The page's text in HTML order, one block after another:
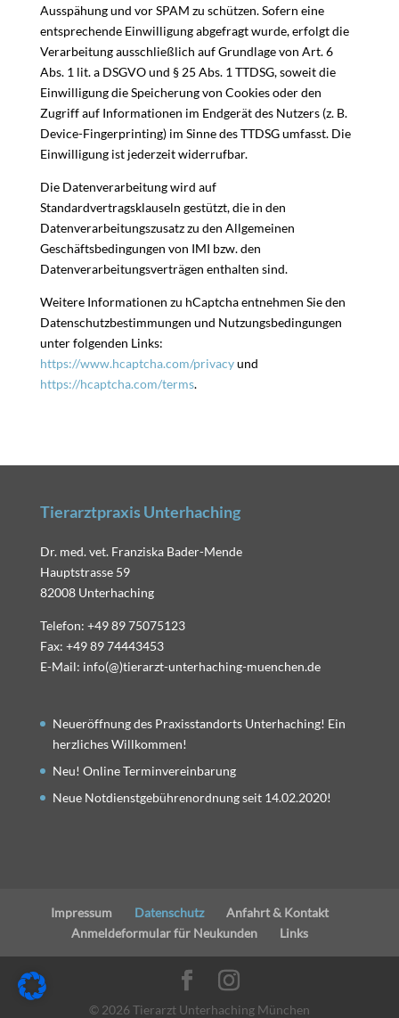
Ausspähung und vor SPAM zu schützen. Sofern eine
entsprechende Einwilligung abgefragt wurde, erfolgt die
Verarbeitung ausschließlich auf Grundlage von Art. 6
Abs. 1 lit. a DSGVO und § 25 Abs. 1 TTDSG, soweit die
Einwilligung die Speicherung von Cookies oder den
Zugriff auf Informationen im Endgerät des Nutzers (z. B.
Device-Fingerprinting) im Sinne des TTDSG umfasst. Die
Einwilligung ist jederzeit widerrufbar.
Die Datenverarbeitung wird auf
Standardvertragsklauseln gestützt, die in den
Datenverarbeitungszusatz zu den Allgemeinen
Geschäftsbedingungen von IMI bzw. den
Datenverarbeitungsverträgen enthalten sind.
Weitere Informationen zu hCaptcha entnehmen Sie den
Datenschutzbestimmungen und Nutzungsbedingungen
unter folgenden Links:
https://www.hcaptcha.com/privacyund
https://hcaptcha.com/terms.
Tierarztpraxis Unterhaching
Dr. med. vet. Franziska Bader-Mende
Hauptstrasse 59
82008 Unterhaching
Telefon: +49 89 75075123
Fax: +49 89 74443453
E-Mail: info(@)tierarzt-unterhaching-muenchen.de
Neueröffnung des Praxisstandorts Unterhaching! Ein
herzliches Willkommen!
Neu! Online Terminvereinbarung
Neue Notdienstgebührenordnung seit 14.02.2020!
Impressum Datenschutz
Anfahrt & Kontakt
Anmeldeformular für Neukunden
Links
© 2026 Tierarzt Unterhaching München